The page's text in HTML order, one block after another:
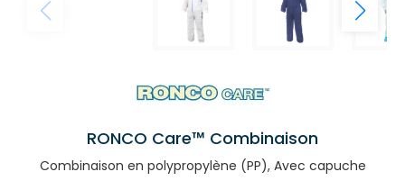
RONCO Care™ Combinaison
Combinaison en polypropylène (PP), Avec capuche